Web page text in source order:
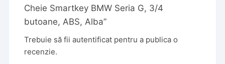
Cheie Smartkey BMW Seria G, 3/4
butoane, ABS, Alba”
Trebuie să fiiautentificat pentru a publica o
recenzie.